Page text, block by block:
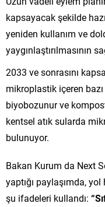
kapsayacak şekilde
yeniden kullanım ve
yaygınlaştırılmasının
2033 ve sonrasını
mikroplastik içeren
biyobozunur ve
kentsel atık sularda
bulunuyor.
Bakan Kurum da Next
yaptığı paylaşımda, yol
şu ifadeleri kullandı: